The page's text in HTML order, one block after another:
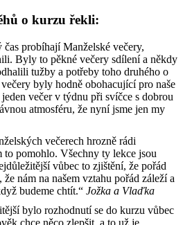
o kurzu řekli:
probíhají Manželské večery,
Byly to pěkné večery sdílení a někdy
tužby a potřeby toho druhého o
byly hodně obohacující pro naše
večer v týdnu při svíčce s dobrou
atmosféru, že nyní jsme jen my
večerech hrozně rádi
to pomohlo. Všechny ty lekce jsou
vůbec to zjištění, že pořád
nám na našem vztahu pořád záleží a
budeme chtít.“ Jožka a Vlaďka
bylo rozhodnutí se do kurzu vůbec
chce něco zlepšit, a to už je